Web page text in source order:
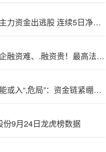
解—密主力资金出逃股 连续5日净流出744股
事关民企融资难、.融资贵！最高法发布<7>大案例
亿纬锂能或入“,危局”：资金链紧绷与扩张冲动
份9月24日龙虎榜数据